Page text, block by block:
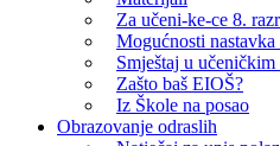
Za učeni-ke-ce 8.
Mogućnosti nastavka
Smještaj u
Zašto baš EIOŠ?
Iz Škole na posao
Obrazovanje odraslih